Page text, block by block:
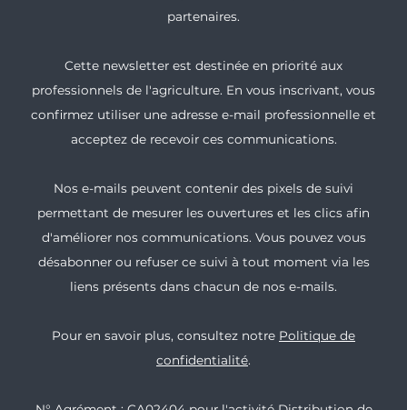
partenaires.
Cette newsletter est destinée en priorité aux
professionnels de l'agriculture. En vous inscrivant, vous
confirmez utiliser une adresse e-mail professionnelle et
acceptez de recevoir ces communications.
Nos e-mails peuvent contenir des pixels de suivi
permettant de mesurer les ouvertures et les clics afin
d'améliorer nos communications. Vous pouvez vous
désabonner ou refuser ce suivi à tout moment via les
liens présents dans chacun de nos e-mails.
Pour en savoir plus, consultez notre Politique de
confidentialité.